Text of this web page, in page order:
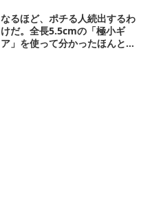
なるほど、ポチる人続出するわ
けだ。全長5.5cmの「極小ギ
ア」を使って分かったほんとの